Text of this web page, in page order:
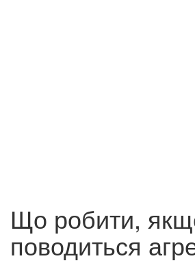
Що робити,
поводиться